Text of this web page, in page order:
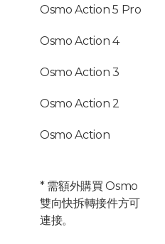
Osmo Action 5 Pro
Osmo Action 4
Osmo Action 3
Osmo Action 2
Osmo Action
* 需額外購買 Osmo
雙向快拆轉接件方可
連接。